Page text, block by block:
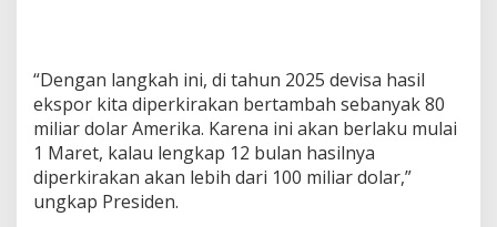
“Dengan langkah ini, di tahun 2025 devisa hasil
ekspor kita diperkirakan bertambah sebanyak 80
miliar dolar Amerika. Karena ini akan berlaku mulai
1 Maret, kalau lengkap 12 bulan hasilnya
diperkirakan akan lebih dari 100 miliar dolar,”
ungkap Presiden.